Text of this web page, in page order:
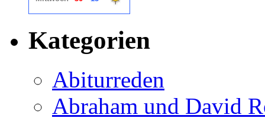
Kategorien
Abiturreden
Abraham und David